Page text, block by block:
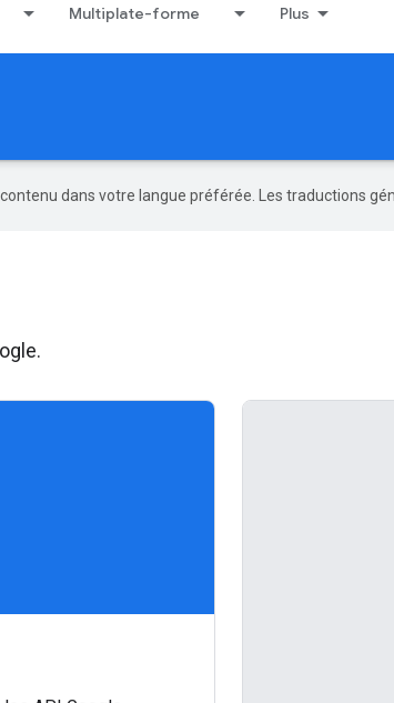
Multiplate-forme Plus
dans votre langue préférée. Les traductions